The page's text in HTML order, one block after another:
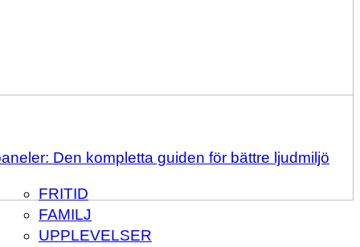
Den kompletta guiden för bättre ljudmiljö
FRITID
FAMILJ
UPPLEVELSER